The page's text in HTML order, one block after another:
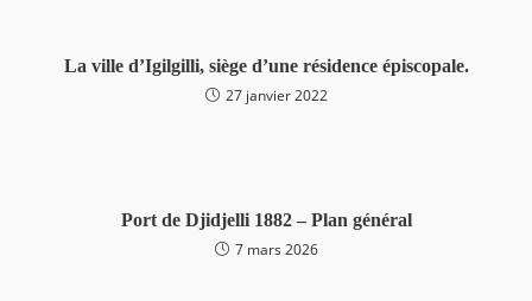
La ville d’Igilgilli, siège d’une résidence épiscopale.
27 janvier 2022
Port de Djidjelli 1882 – Plan général
7 mars 2026